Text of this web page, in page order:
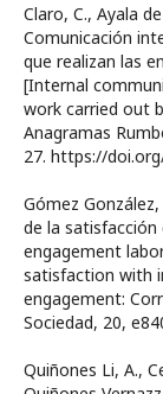
Claro, C., Ayala
Comunicación
que realizan las
[Internal
work carried out
Anagramas
27. https://
Gómez
de la
engagement
satisfaction with
engagement:
Sociedad, 20,
Quiñones Li, A.,